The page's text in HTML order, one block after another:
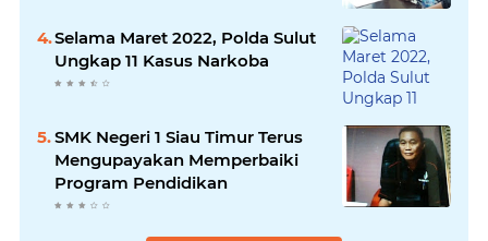
Selama Maret 2022, Polda Sulut
Ungkap 11 Kasus Narkoba
SMK Negeri 1 Siau Timur Terus
Mengupayakan Memperbaiki
Program Pendidikan